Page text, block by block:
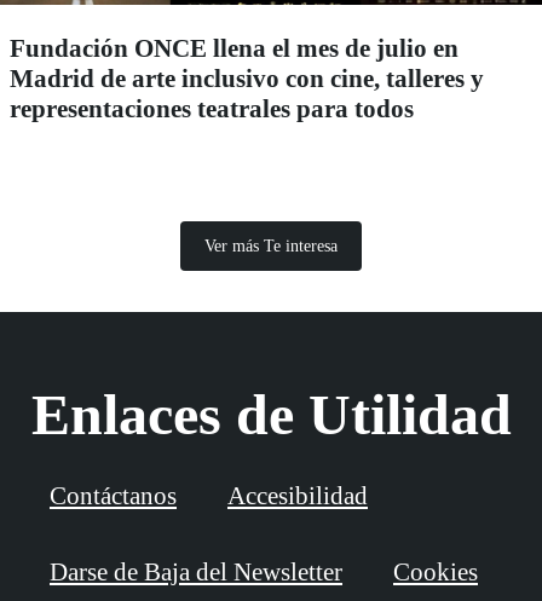
Fundación ONCE llena el mes de julio en
Madrid de arte inclusivo con cine, talleres y
representaciones teatrales para todos
Ver más Te interesa
Enlaces de Utilidad
Contáctanos Accesibilidad
Darse de Baja del Newsletter Cookies